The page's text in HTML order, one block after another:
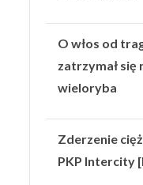
O włos od
zatrzymał się
wieloryba
Zderzenie
PKP Intercity